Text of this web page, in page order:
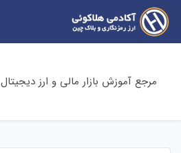
مرجع آموزش بازار مالی و ارز دیجیتال